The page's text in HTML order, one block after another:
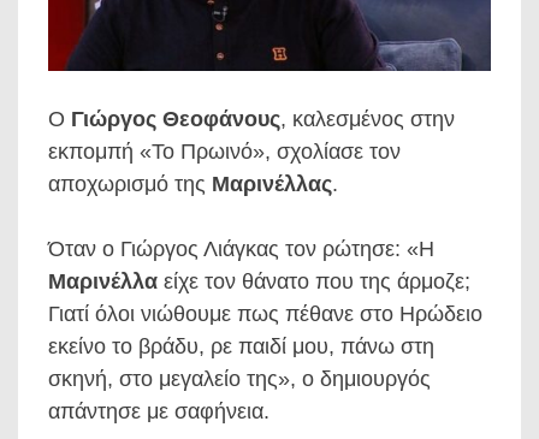
Ο Γιώργος Θεοφάνους, καλεσμένος στην
εκπομπή «Το Πρωινό», σχολίασε τον
αποχωρισμό της Μαρινέλλας.
Όταν ο Γιώργος Λιάγκας τον ρώτησε: «Η
Μαρινέλλα είχε τον θάνατο που της άρμοζε;
Γιατί όλοι νιώθουμε πως πέθανε στο Ηρώδειο
εκείνο το βράδυ, ρε παιδί μου, πάνω στη
σκηνή, στο μεγαλείο της», ο δημιουργός
απάντησε με σαφήνεια.